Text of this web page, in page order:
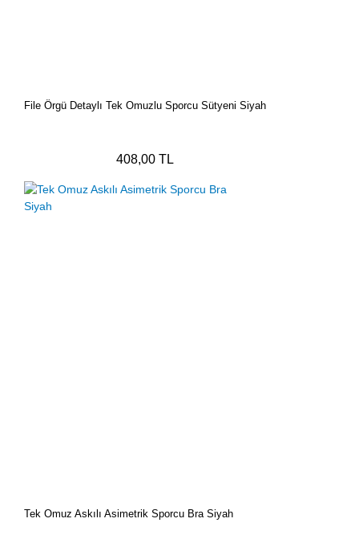
File Örgü Detaylı Tek Omuzlu Sporcu Sütyeni Siyah
408,00 TL
Tek Omuz Askılı Asimetrik Sporcu Bra Siyah